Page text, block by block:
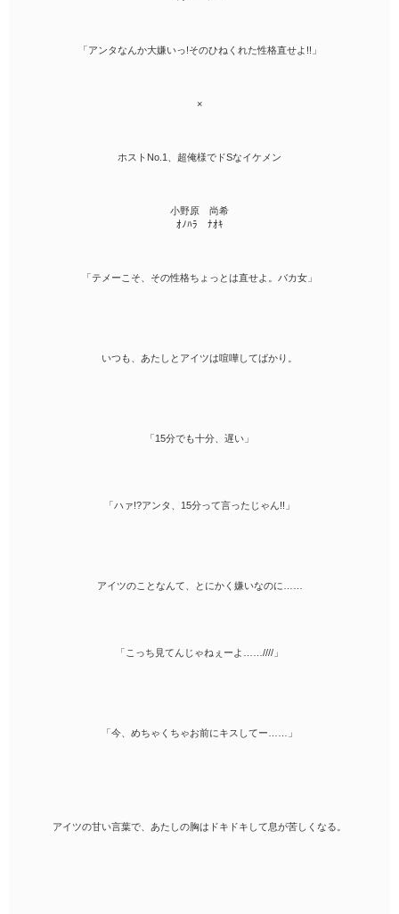
「アンタなんか大嫌いっ!そのひねくれた性格直せよ!!」
×
ホストNo.1、超俺様でドSなイケメン
小野原 尚希
ｵﾉﾊﾗ ﾅｵｷ
「テメーこそ、その性格ちょっとは直せよ。バカ女」
いつも、あたしとアイツは喧嘩してばかり。
「15分でも十分、遅い」
「ハァ!?アンタ、15分って言ったじゃん!!」
アイツのことなんて、とにかく嫌いなのに……
「こっち見てんじゃねぇーよ……////」
「今、めちゃくちゃお前にキスしてー……」
アイツの甘い言葉で、あたしの胸はドキドキして息が苦しくなる。